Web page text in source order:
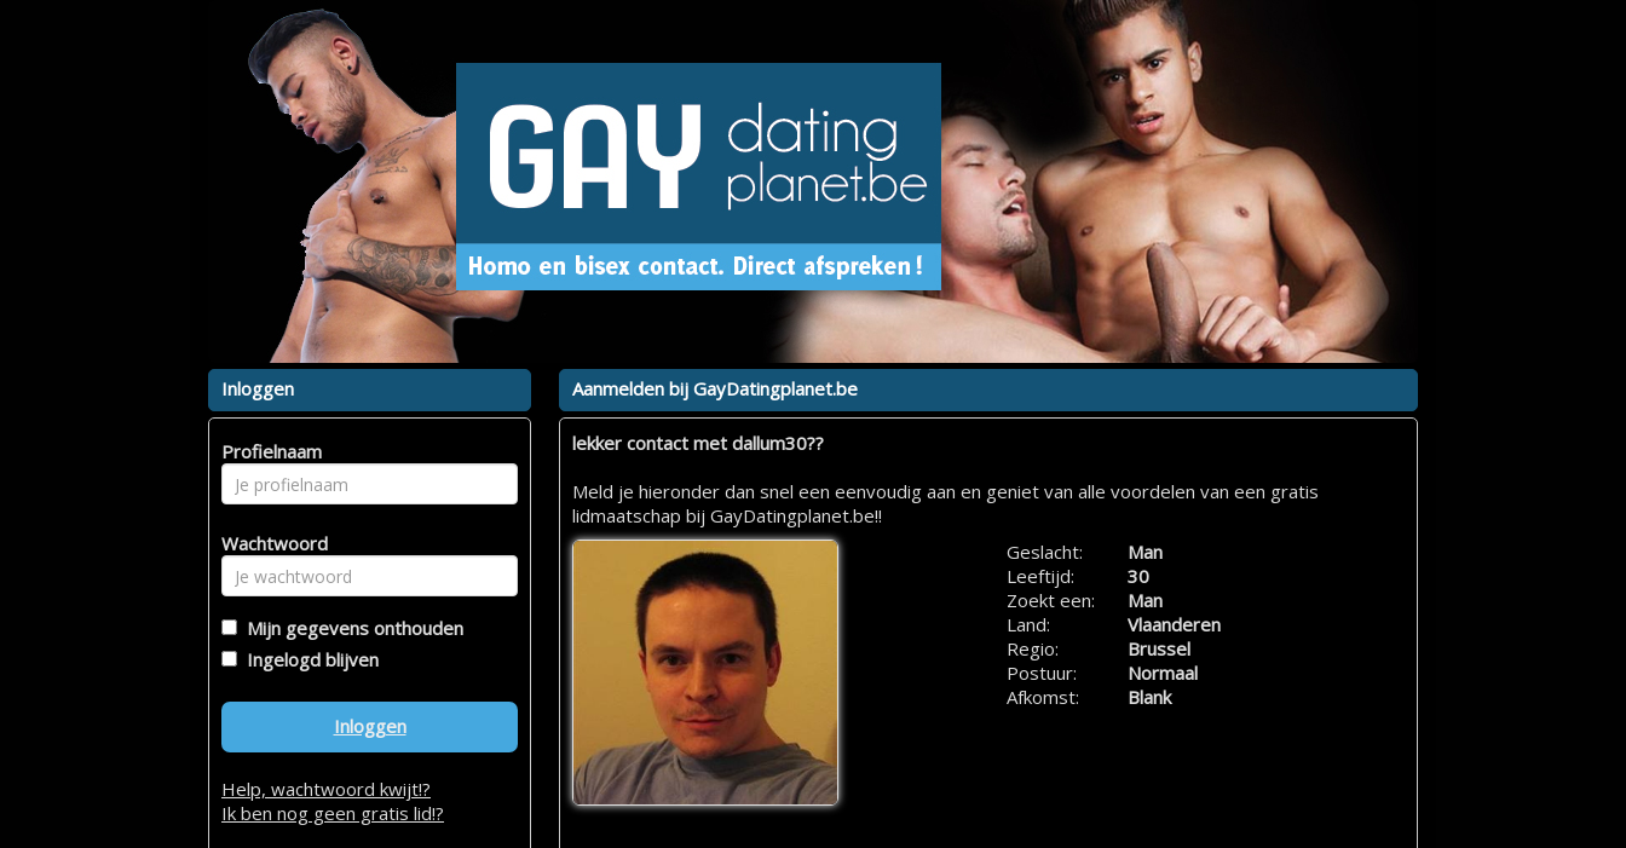
Aanmelden bij GayDatingplanet.be
lekker contact met dallum30??
Meld je hieronder dan snel een eenvoudig aan en geniet van alle voordelen van een gratis
lidmaatschap bij GayDatingplanet.be!!
Geslacht:
Man
Leeftijd:
30
Zoekt een:
Man
Land:
Vlaanderen
Regio:
Brussel
Postuur:
Normaal
Afkomst:
Blank
Inloggen
Profielnaam
Wachtwoord
Mijn gegevens onthouden
Ingelogd blijven
Inloggen
Help, wachtwoord kwijt!?
Ik ben nog geen gratis lid!?